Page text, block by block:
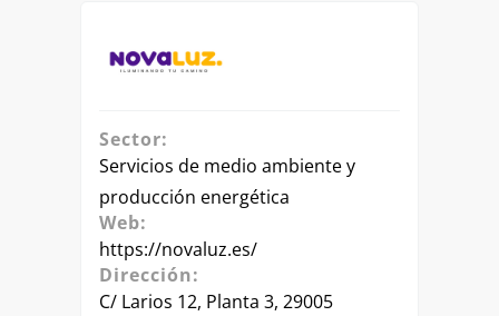
Sector:
Servicios de medio ambiente y
producción energética
Web:
https://novaluz.es/
Dirección:
C/ Larios 12, Planta 3, 29005